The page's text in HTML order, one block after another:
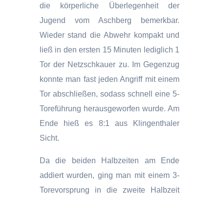
die körperliche Überlegenheit der
Jugend vom Aschberg bemerkbar.
Wieder stand die Abwehr kompakt und
ließ in den ersten 15 Minuten lediglich 1
Tor der Netzschkauer zu. Im Gegenzug
konnte man fast jeden Angriff mit einem
Tor abschließen, sodass schnell eine 5-
Toreführung herausgeworfen wurde. Am
Ende hieß es 8:1 aus Klingenthaler
Sicht.
Da die beiden Halbzeiten am Ende
addiert wurden, ging man mit einem 3-
Torevorsprung in die zweite Halbzeit